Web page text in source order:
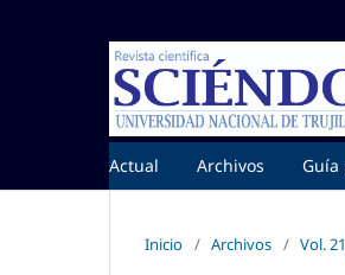
Actual Archivos Guía
Inicio / Archivos / Vol.